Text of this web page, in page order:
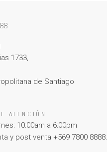
1733,
de Santiago
ATENCIÓN
10:00am a 6:00pm
y post venta +569 7800 8888.